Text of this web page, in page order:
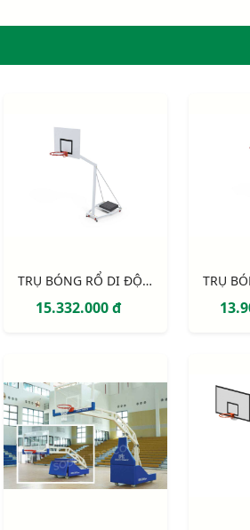
TRỤ BÓNG RỔ DI ĐỘNG S14629
15.332.000 đ